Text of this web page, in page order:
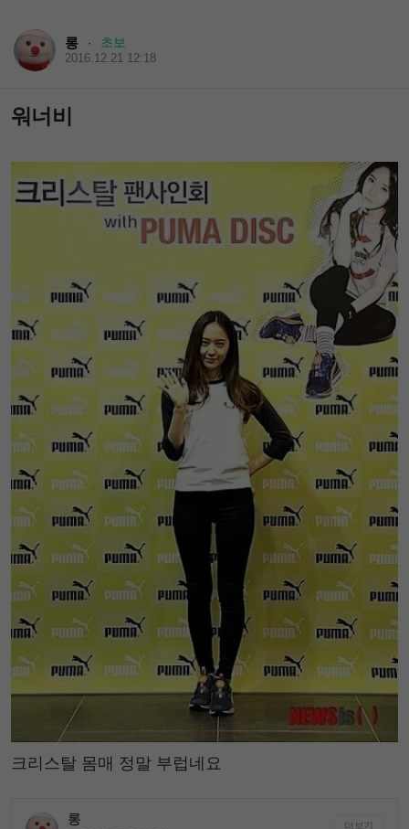
롱 · 초보
2016.12.21 12:18
워너비
크리스탈 몸매 정말 부럽네요
롱 더보기